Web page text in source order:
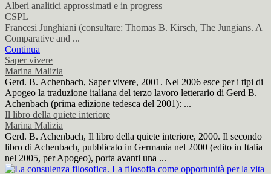
Alberi analitici approssimati e in progress
CSPL
Francesi Junghiani (consultare: Thomas B. Kirsch, The Jungians. A
Comparative and ...
Continua
Saper vivere
Marina Malizia
Gerd. B. Achenbach, Saper vivere, 2001. Nel 2006 esce per i tipi di
Apogeo la traduzione italiana del terzo lavoro letterario di Gerd B.
Achenbach (prima edizione tedesca del 2001): ...
Il libro della quiete interiore
Marina Malizia
Gerd. B. Achenbach, Il libro della quiete interiore, 2000. Il secondo
libro di Achenbach, pubblicato in Germania nel 2000 (edito in Italia
nel 2005, per Apogeo), porta avanti una ...